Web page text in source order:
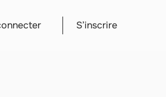
S’inscrire